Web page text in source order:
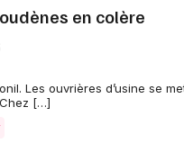
en colère
Les ouvrières d’usine se
[…]